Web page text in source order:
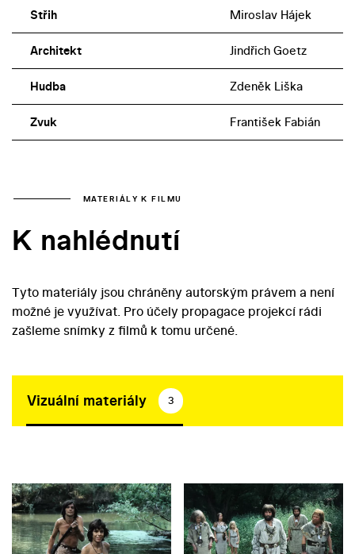
Střih Miroslav Hájek
Architekt Jindřich Goetz
Hudba Zdeněk Liška
Zvuk František Fabián
MATERIÁLY K FILMU
K nahlédnutí
Tyto materiály jsou chráněny autorským právem a není
možné je využívat. Pro účely propagace projekcí rádi
zašleme snímky z filmů k tomu určené.
Vizuální materiály 3